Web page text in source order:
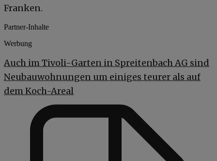
Franken.
Partner-Inhalte
Werbung
Auch im Tivoli-Garten in Spreitenbach AG sind
Neubauwohnungen um einiges teurer als auf
dem Koch-Areal